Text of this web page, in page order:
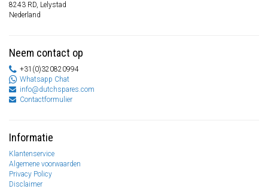
8243 RD, Lelystad
Nederland
Neem contact op
+31(0)320820994
Whatsapp Chat
info@dutchspares.com
Contactformulier
Informatie
Klantenservice
Algemene voorwaarden
Privacy Policy
Disclaimer